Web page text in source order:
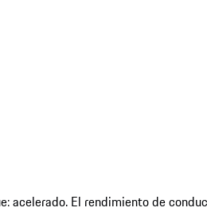
acelerado. El rendimiento de